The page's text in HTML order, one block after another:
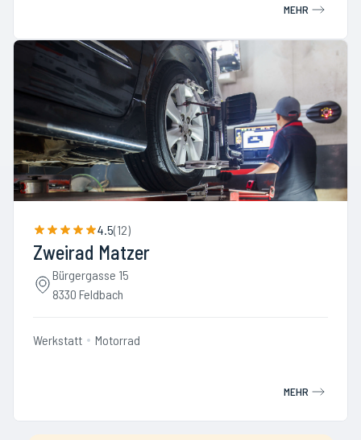
MEHR
4.5(12)
Zweirad Matzer
Bürgergasse 15
8330 Feldbach
Werkstatt Motorrad
MEHR